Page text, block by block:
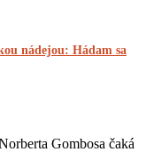
nádejou: Hádam sa
Gombosa čaká